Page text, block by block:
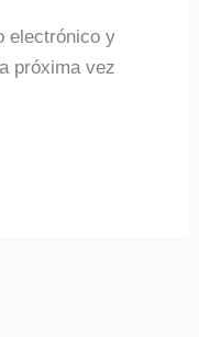
electrónico y
próxima vez